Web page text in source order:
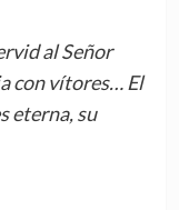
al Señor
con vítores… El
eterna, su